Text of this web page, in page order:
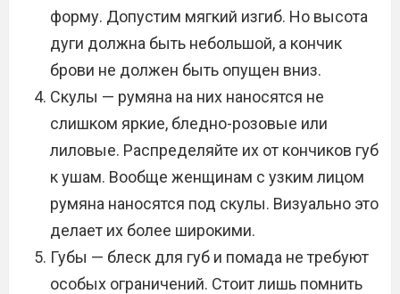
форму. Допустим мягкий изгиб. Но высота
дуги должна быть небольшой, а кончик
брови не должен быть опущен вниз.
Скулы — румяна на них наносятся не
слишком яркие, бледно-розовые или
лиловые. Распределяйте их от кончиков губ
к ушам. Вообще женщинам с узким лицом
румяна наносятся под скулы. Визуально это
делает их более широкими.
Губы — блеск для губ и помада не требуют
особых ограничений. Стоит лишь помнить